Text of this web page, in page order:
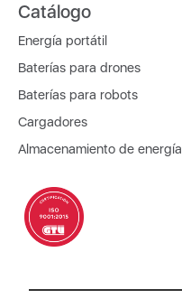
Catálogo
Energía portátil
Baterías para drones
Baterías para robots
Cargadores
Almacenamiento de energía